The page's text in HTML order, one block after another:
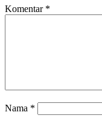
Komentar *
Nama *